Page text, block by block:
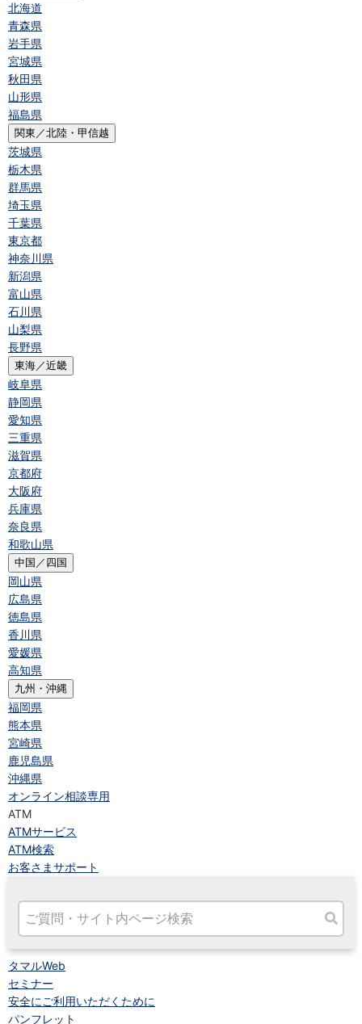
北海道
青森県
岩手県
宮城県
秋田県
山形県
福島県
関東／北陸・甲信越
茨城県
栃木県
群馬県
埼玉県
千葉県
東京都
神奈川県
新潟県
富山県
石川県
山梨県
長野県
東海／近畿
岐阜県
静岡県
愛知県
三重県
滋賀県
京都府
大阪府
兵庫県
奈良県
和歌山県
中国／四国
岡山県
広島県
徳島県
香川県
愛媛県
高知県
九州・沖縄
福岡県
熊本県
宮崎県
鹿児島県
沖縄県
オンライン相談専用
ATM
ATMサービス
ATM検索
お客さまサポート
タマルWeb
セミナー
安全にご利用いただくために
パンフレット